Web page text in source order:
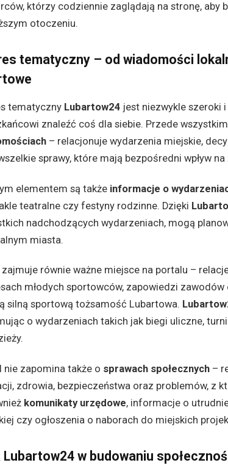
którzy codziennie zaglądają na stronę, aby
otoczeniu.
tematyczny – od wiadomości
tematyczny Lubartow24 jest niezwykle szeroki
znaleźć coś dla siebie. Przede
– relacjonuje wydarzenia miejskie,
sprawy, które mają bezpośredni wpływ
elementem są także informacje o
teatralne czy festyny rodzinne. Dzięki
nadchodzących wydarzeniach, mogą
miasta.
równie ważne miejsce na portalu –
młodych sportowców, zapowiedzi
silną sportową tożsamość Lubartowa.
o wydarzeniach takich jak biegi uliczne,
nie zapomina także o sprawach społecznych–
zdrowia, bezpieczeństwa oraz problemów, z
komunikaty urzędowe, informacje o
czy ogłoszenia o naborach do miejskich
Lubartow24 w budowaniu